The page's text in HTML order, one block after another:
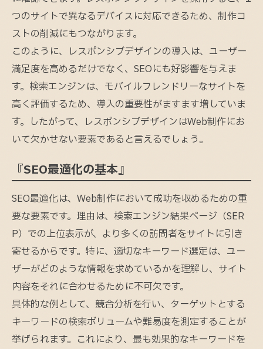
つのサイトで異なるデバイスに対応できるため、制作コ
ストの削減にもつながります。
このように、レスポンシブデザインの導入は、ユーザー
満足度を高めるだけでなく、SEOにも好影響を与えま
す。検索エンジンは、モバイルフレンドリーなサイトを
高く評価するため、導入の重要性がますます増していま
す。したがって、レスポンシブデザインはWeb制作にお
いて欠かせない要素であると言えるでしょう。
『SEO最適化の基本』
SEO最適化は、Web制作において成功を収めるための重
要な要素です。理由は、検索エンジン結果ページ（SER
P）での上位表示が、より多くの訪問者をサイトに引き
寄せるからです。特に、適切なキーワード選定は、ユー
ザーがどのような情報を求めているかを理解し、サイト
内容をそれに合わせるために不可欠です。
具体的な例として、競合分析を行い、ターゲットとする
キーワードの検索ボリュームや難易度を測定することが
挙げられます。これにより、最も効果的なキーワードを